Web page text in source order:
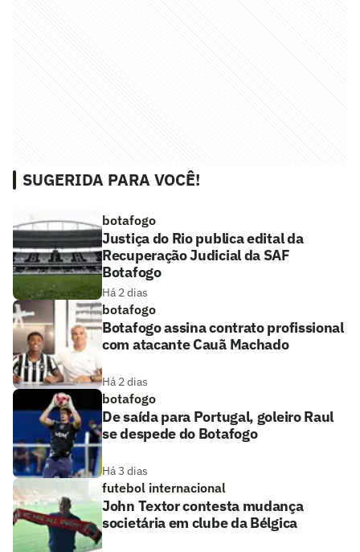
SUGERIDA PARA VOCÊ!
botafogo
Justiça do Rio publica edital da
Recuperação Judicial da SAF
Botafogo
Há 2 dias
botafogo
Botafogo assina contrato profissional
com atacante Cauã Machado
Há 2 dias
botafogo
De saída para Portugal, goleiro Raul
se despede do Botafogo
Há 3 dias
futebol internacional
John Textor contesta mudança
societária em clube da Bélgica